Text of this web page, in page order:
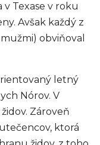
Texase v roku
Avšak každý z
obviňoval
letný
Nórov. V
Zároveň
ktorá